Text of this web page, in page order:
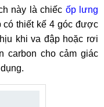
này là chiếc ốp lưng
có thiết kế 4 góc được
khi va đập hoặc rơi
carbon cho cảm giác